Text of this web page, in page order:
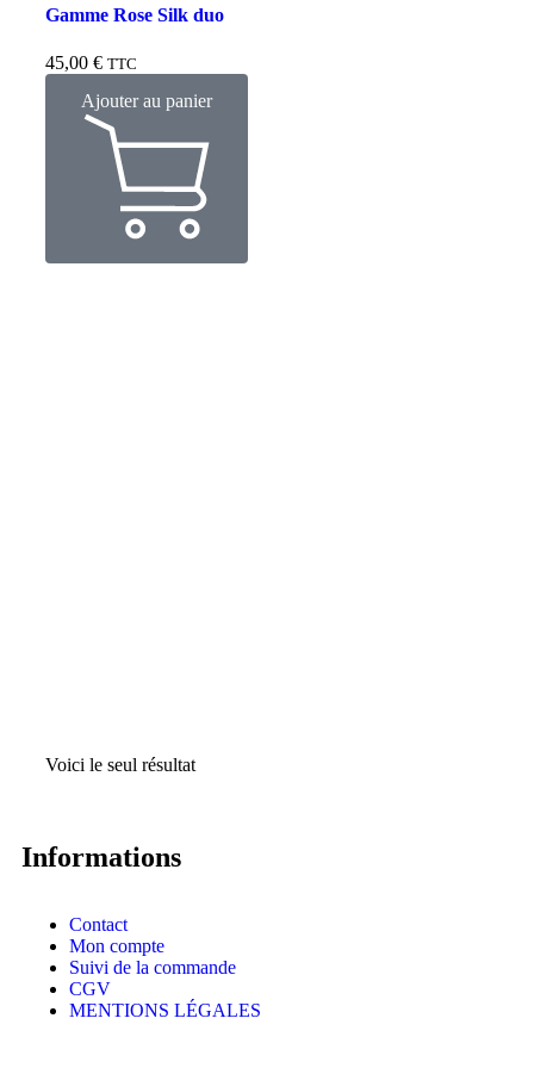
Gamme Rose Silk duo
45,00 € TTC
Ajouter au panier
Voici le seul résultat
Informations
Contact
Mon compte
Suivi de la commande
CGV
MENTIONS LÉGALES